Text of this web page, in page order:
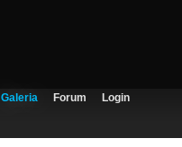
Galeria Forum Login